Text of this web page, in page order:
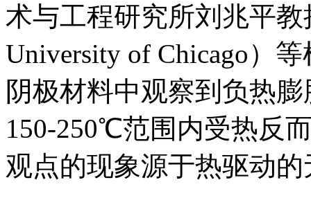
术与工程研究所刘兆平
University of Chicago）
阴极材料中观察到‌负热
150-250℃范围内受热反
观点的现象源于热驱动